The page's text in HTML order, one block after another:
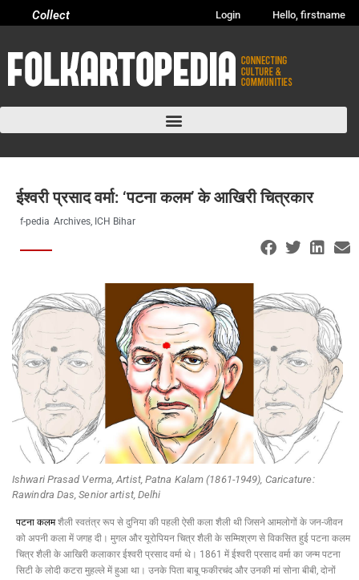
Login Hello, firstname
Collect
ईश्वरी प्रसाद वर्मा: ‘पटना कलम’ के आखिरी चित्रकार
f-pedia Archives, ICH Bihar
Ishwari Prasad Verma, Artist, Patna Kalam (1861-1949), Caricature:
Rawindra Das, Senior artist, Delhi
पटना कलमशैली स्वतंत्र रूप से दुनिया की पहली ऐसी कला शैली थी जिसने आमलोगों के जन-जीवन
को अपनी कला में जगह दी। मुगल और यूरोपियन चित्र शैली के सम्मिश्रण से विकसित हुई पटना कलम
चित्र शैली के आखिरी कलाकार ईश्वरी प्रसाद वर्मा थे। 1861 में ईश्वरी प्रसाद वर्मा का जन्म पटना
सिटी के लोदी कटरा मुहल्ले में हुआ था। उनके पिता बाबू फकीरचंद और उनकी मां सोना बीबी, दोनों